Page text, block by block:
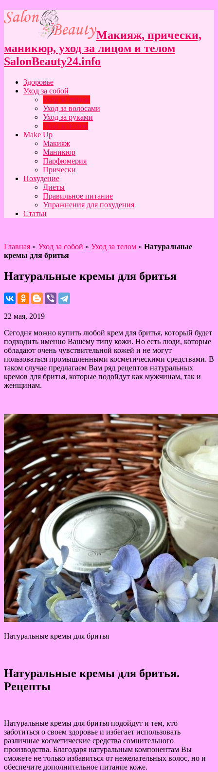
Макияж, прически,
маникюр, уход за лицом и телом
SalonBeauty24.info
Здоровье
Уход за собой
Уход за лицом
Уход за волосами
Уход за руками
Уход за телом
Make Up
Макияж
Маникюр
Парфюмерия
Прически
Похудение
Диеты
Правильное питание
Упражнения для похудения
Статьи
Главная » Уход за собой » Уход за телом » Натуральные
кремы для бритья
Натуральные кремы для бритья
22 мая, 2019
Сегодня можно купить любой крем для бритья, который будет
подходить именно Вашему типу кожи. Но есть люди, которые
обладают очень чувствительной кожей и не могут
пользоваться промышленными косметическими средствами. В
таком случае предлагаем Вам ряд рецептов натуральных
кремов для бритья, которые подойдут как мужчинам, так и
женщинам.
Натуральные кремы для бритья
Натуральные кремы для бритья.
Рецепты
Натуральные кремы для бритья подойдут и тем, кто
заботиться о своем здоровье и избегает использовать
различные косметические средства сомнительного
производства. Благодаря натуральным компонентам Вы
сможете не только избавиться от нежелательных волос, но и
обеспечите дополнительное питание коже.